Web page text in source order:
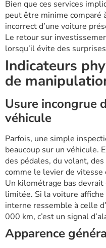
Bien que ces services
peut être minime comparé
incorrect d’une voiture
Le retour sur
lorsqu’il évite des
Indicateurs
de
Usure incongrue
véhicule
Parfois, une simple
beaucoup sur un véhicule.
des pédales, du volant,
comme le levier de
Un kilométrage bas
limitée. Si la voiture
interne ressemble à celle
000 km, c’est un signal
Apparence